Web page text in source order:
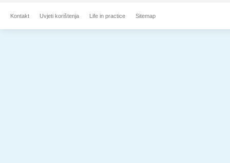
Kontakt Uvjeti korištenja Life in practice Sitemap